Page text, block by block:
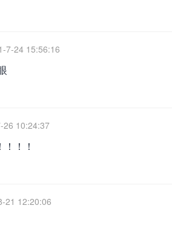
7-24 15:56:16
26 10:24:37
！！
21 12:20:06